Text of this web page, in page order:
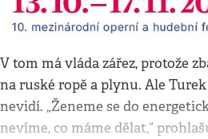
V tom má vláda zářez, protože
na ruské ropě a plynu. Ale
nevidí. „Ženeme se do
nevíme, co máme dělat,“